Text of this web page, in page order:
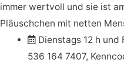
immer wertvoll und sie ist
Pläuschchen mit netten
Dienstags 12 h und
536 164 7407,